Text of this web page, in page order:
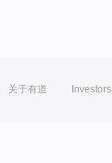
关于有道 Investors